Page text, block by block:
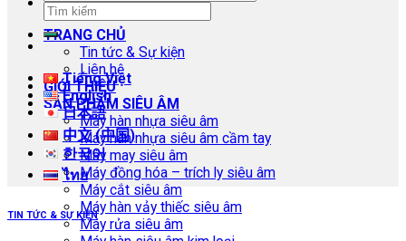
TRANG CHỦ
Tin tức & Sự kiện
Liên hệ
GIỚI THIỆU
SẢN PHẨM SIÊU ÂM
Máy hàn nhựa siêu âm
Máy hàn nhựa siêu âm cầm tay
Máy may siêu âm
Máy đồng hóa – trích ly siêu âm
Máy cắt siêu âm
Máy hàn vảy thiếc siêu âm
Máy rửa siêu âm
Tìm
kiếm:
Tiếng Việt
English
日本語
中文 (中国)
한국어
ไทย
TIN TỨC & SỰ KIỆN